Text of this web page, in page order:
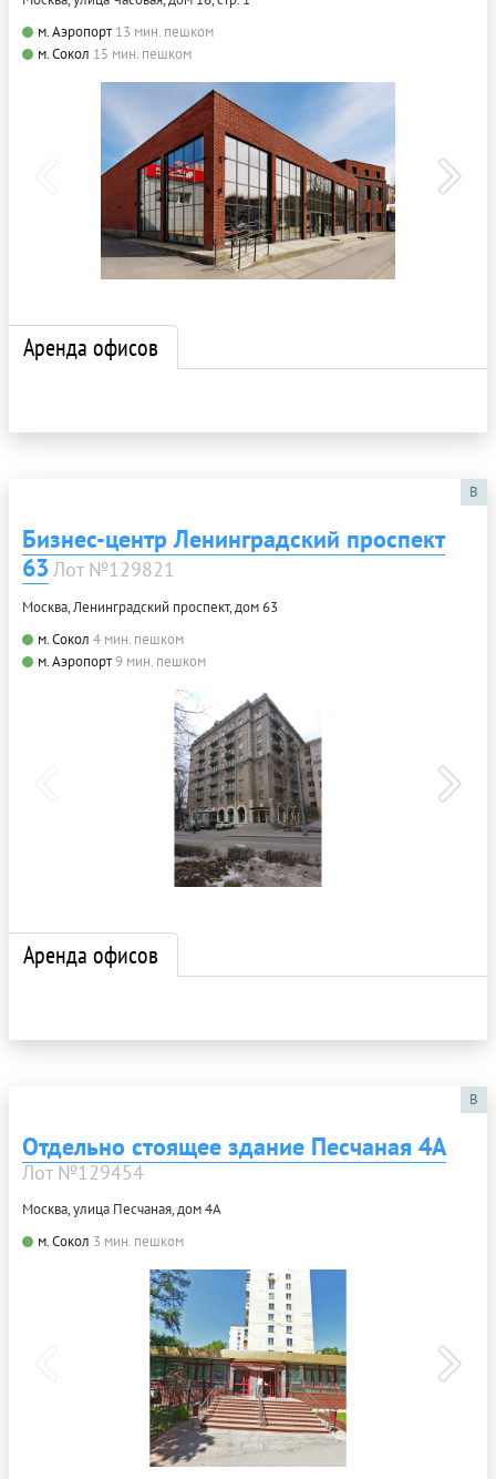
м. Аэропорт 13 мин. пешком
м. Сокол 15 мин. пешком
Аренда офисов
B
Бизнес-центр Ленинградский проспект
63 Лот №129821
Москва, Ленинградский проспект, дом 63
м. Сокол 4 мин. пешком
м. Аэропорт9 мин. пешком
Аренда офисов
B
Отдельно стоящее здание Песчаная 4А
Лот №129454
Москва, улица Песчаная, дом 4А
м. Сокол 3 мин. пешком